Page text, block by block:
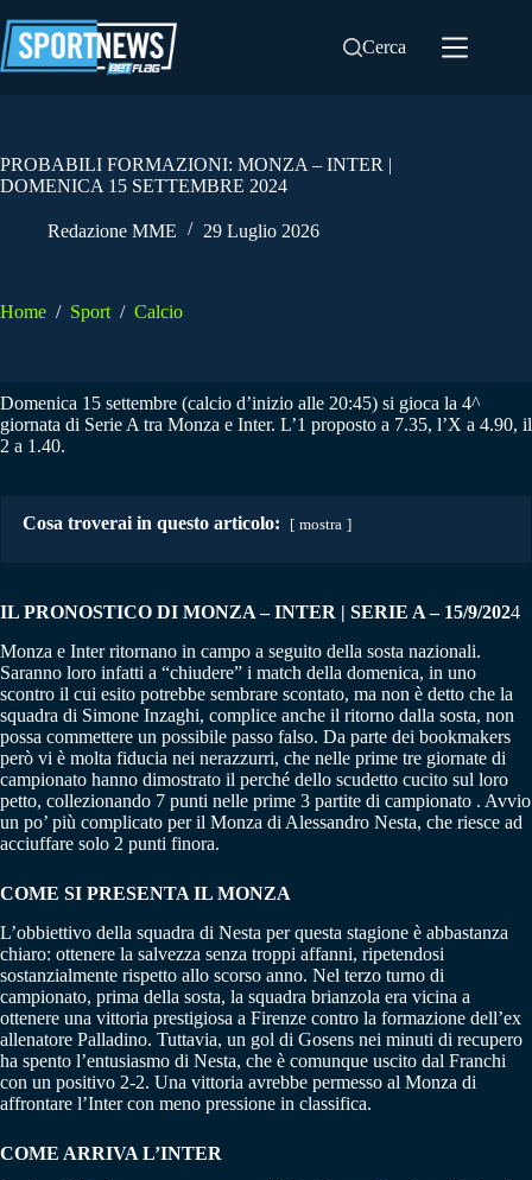
al
contenuto
Cerca
PROBABILI FORMAZIONI: MONZA – INTER |
DOMENICA 15 SETTEMBRE 2024
Redazione MME 29 Luglio 2026
Home / Sport / Calcio
Domenica 15 settembre (calcio d’inizio alle 20:45) si gioca la 4^
giornata di Serie A tra Monza e Inter. L’1 proposto a 7.35, l’X a 4.90, il
2 a 1.40.
Cosa troverai in questo articolo: mostra
IL PRONOSTICO DI MONZA – INTER | SERIE A – 15/9/2024
Monza e Inter ritornano in campo a seguito della sosta nazionali.
Saranno loro infatti a “chiudere” i match della domenica, in uno
scontro il cui esito potrebbe sembrare scontato, ma non è detto che la
squadra di Simone Inzaghi, complice anche il ritorno dalla sosta, non
possa commettere un possibile passo falso. Da parte dei bookmakers
però vi è molta fiducia nei nerazzurri, che nelle prime tre giornate di
campionato hanno dimostrato il perché dello scudetto cucito sul loro
petto, collezionando 7 punti nelle prime 3 partite di campionato . Avvio
un po’ più complicato per il Monza di Alessandro Nesta, che riesce ad
acciuffare solo 2 punti finora.
COME SI PRESENTA IL MONZA
L’obbiettivo della squadra di Nesta per questa stagione è abbastanza
chiaro: ottenere la salvezza senza troppi affanni, ripetendosi
sostanzialmente rispetto allo scorso anno. Nel terzo turno di
campionato, prima della sosta, la squadra brianzola era vicina a
ottenere una vittoria prestigiosa a Firenze contro la formazione dell’ex
allenatore Palladino. Tuttavia, un gol di Gosens nei minuti di recupero
ha spento l’entusiasmo di Nesta, che è comunque uscito dal Franchi
con un positivo 2-2. Una vittoria avrebbe permesso al Monza di
affrontare l’Inter con meno pressione in classifica.
COME ARRIVA L’INTER